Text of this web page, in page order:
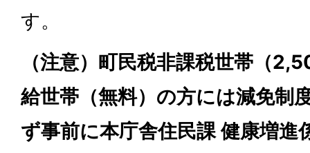
す。
（注意）町民税非課税世帯（
給世帯（無料）の方には減免制
ず事前に本庁舎住民課 健康増進